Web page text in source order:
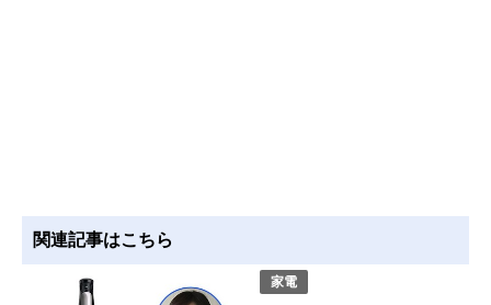
関連記事はこちら
家電